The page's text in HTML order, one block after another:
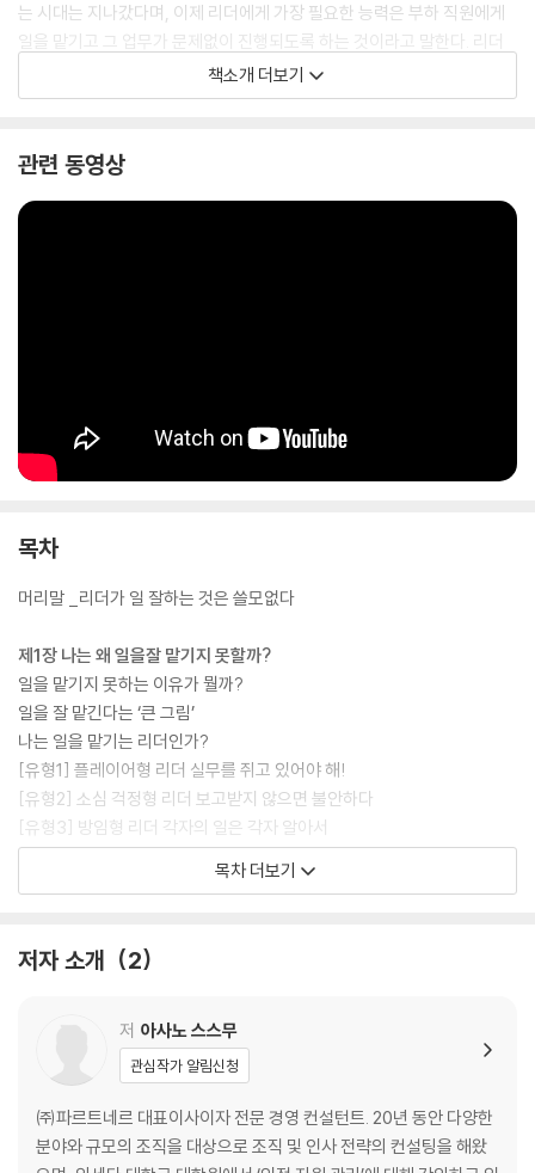
는 시대는 지나갔다며, 이제 리더에게 가장 필요한 능력은 부하 직원에게
일을 맡기고 그 업무가 문제없이 진행되도록 하는 것이라고 말한다. 리더
가 일을 잘 맡기는 기술을 익혀야 하는 이유다.
원의 유형과 일을 맡겨야 하는 상황의 조합이 무한대로 나오기 때문이다.
나 좋겠는가. 하지만 이런 상황은 현실에선 존재하지 않는다. 90년대생 직
일을 잘 맡기는 리더의 이미지를 만드는 법들을 소개하고 있다. ‘일을 맡기
는 기술’이 얼마나 중요한지 확인하고 자신이 일하는 방식을 개혁해야 한
책소개 더보기
관련 동영상
목차
머리말 _리더가 일 잘하는 것은 쓸모없다
제1장 나는 왜 일을잘 맡기지 못할까?
일을 맡기지 못하는 이유가 뭘까?
일을 잘 맡긴다는 ‘큰 그림’
나는 일을 맡기는 리더인가?
[유형1] 플레이어형 리더 실무를 쥐고 있어야 해!
[유형2] 소심 걱정형 리더 보고받지 않으면 불안하다
[유형3] 방임형 리더 각자의 일은 각자 알아서
[유형4] 속수무책형 리더 만약의 상황에는 멘붕일 수밖에
[유형5] 부(不)적재 부(不)적소형 리더 적임자가 누구인지 모르겠음
제2장 8가지 유형별 직원에게 일을 잘 맡기는 방법
[유형1] 철부지형 사원 무모하거나 소심하거나
[유형2] 초성실 터널 시야형 사원 나는 내 일만 한다!
[유형3] 배째라형 사원 툭하면 “그만둘래!”
[유형4] 트러블메이커형 사원 일을 맡겼다 하면 사고
[유형5] 귀차니스트형 사원 귀찮은 일은 하기 싫어
목차 더보기
저자 소개 2
저 아사노 스스무
관심작가 알림신청
㈜파르트네르 대표이사이자 전문 경영 컨설턴트. 20년 동안 다양한
분야와 규모의 조직을 대상으로 조직 및 인사 전략의 컨설팅을 해왔